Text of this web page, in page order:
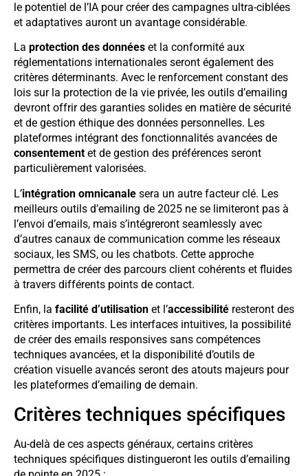
le potentiel de l’IA pour créer des campagnes ultra-ciblées
et adaptatives auront un avantage considérable.
La protection des données et la conformité aux
réglementations internationales seront également des
critères déterminants. Avec le renforcement constant des
lois sur la protection de la vie privée, les outils d’emailing
devront offrir des garanties solides en matière de sécurité
et de gestion éthique des données personnelles. Les
plateformes intégrant des fonctionnalités avancées de
consentement et de gestion des préférences seront
particulièrement valorisées.
L’intégration omnicanale sera un autre facteur clé. Les
meilleurs outils d’emailing de 2025 ne se limiteront pas à
l’envoi d’emails, mais s’intégreront seamlessly avec
d’autres canaux de communication comme les réseaux
sociaux, les SMS, ou les chatbots. Cette approche
permettra de créer des parcours client cohérents et fluides
à travers différents points de contact.
Enfin, la facilité d’utilisation et l’accessibilité resteront des
critères importants. Les interfaces intuitives, la possibilité
de créer des emails responsives sans compétences
techniques avancées, et la disponibilité d’outils de
création visuelle avancés seront des atouts majeurs pour
les plateformes d’emailing de demain.
Critères techniques spécifiques
Au-delà de ces aspects généraux, certains critères
techniques spécifiques distingueront les outils d’emailing